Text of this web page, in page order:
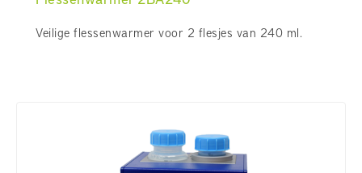
Veilige flessenwarmer voor 2 flesjes van 240 ml.